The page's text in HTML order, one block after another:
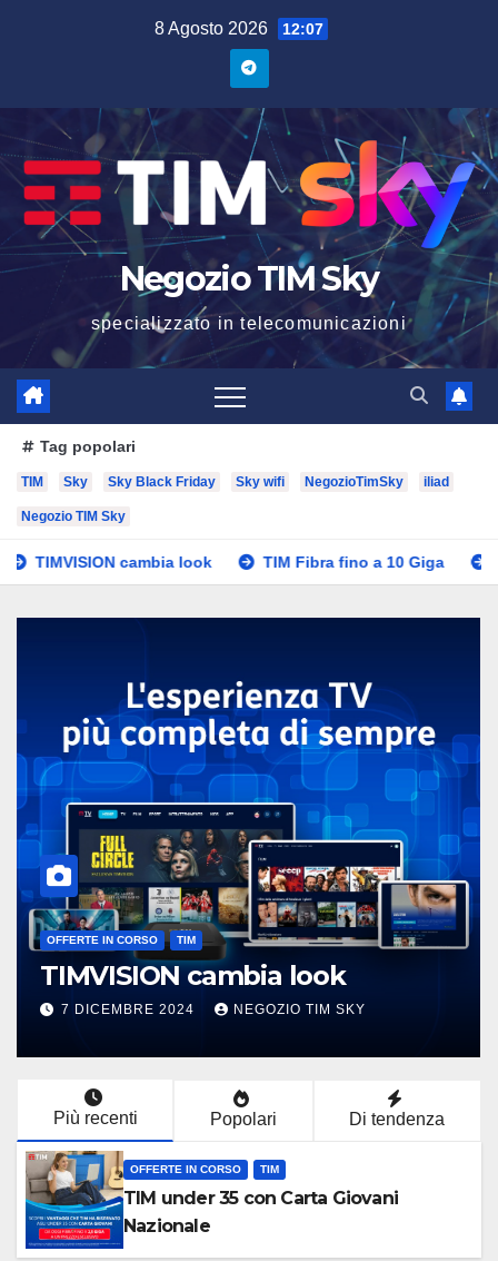
8 Agosto 2026 12:07
Negozio TIM Sky
specializzato in telecomunicazioni
Tag popolari
TIM Sky Sky Black Friday Sky wifi NegozioTimSky iliad
Negozio TIM Sky
look TIM Fibra fino a 10 Giga Promo Black
look
NEGOZIO TIM SKY
OFFERTE IN CORSO TIM
TIM Fibra fino a
7 DICEMBRE 2024
Più recenti Popolari Di tendenza
OFFERTE IN CORSO TIM
TIM under 35 con Carta Giovani
Nazionale